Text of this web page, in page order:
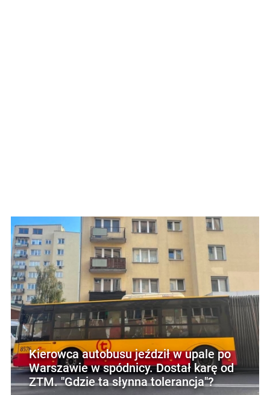
Kierowca autobusu jeździł w upale po
Warszawie w spódnicy. Dostał karę od
ZTM. "Gdzie ta słynna tolerancja"?